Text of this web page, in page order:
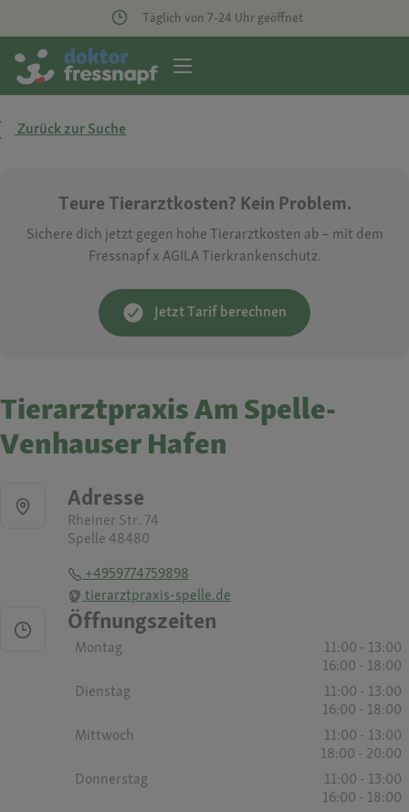
Täglich von 7-24 Uhr geöffnet
Zurück zur Suche
Teure Tierarztkosten? Kein Problem.
Sichere dich jetzt gegen hohe Tierarztkosten ab – mit dem
Fressnapf x AGILA Tierkrankenschutz.
Jetzt Tarif berechnen
Tierarztpraxis Am Spelle-
Venhauser Hafen
Adresse
Rheiner Str. 74
Spelle 48480
+4959774759898
tierarztpraxis-spelle.de
Öffnungszeiten
Montag
11:00 - 13:00
16:00 - 18:00
Dienstag
11:00 - 13:00
16:00 - 18:00
Mittwoch
11:00 - 13:00
18:00 - 20:00
Donnerstag
11:00 - 13:00
16:00 - 18:00